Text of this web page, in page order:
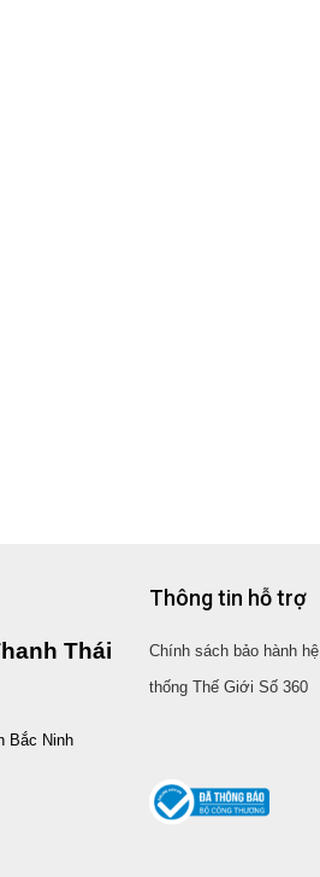
Thái
Bắc Ninh
Thông tin hỗ trợ
Chính sách bảo hành hệ
thống Thế Giới Số 360